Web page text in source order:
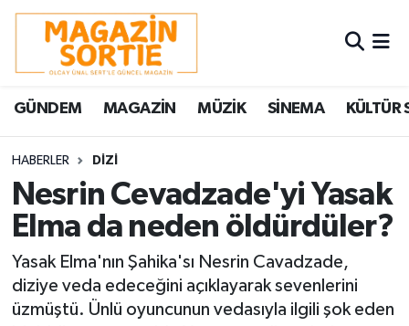
GÜNDEM MAGAZİN MÜZİK SİNEMA KÜLTÜR
HABERLER DİZİ
Nesrin Cevadzade'yi Yasak
Elma da neden öldürdüler?
Yasak Elma'nın Şahika'sı Nesrin Cavadzade,
diziye veda edeceğini açıklayarak sevenlerini
üzmüştü. Ünlü oyuncunun vedasıyla ilgili şok eden
Nöbetçi Eczaneler
Hava Durumu
Trafik Durumu
Süper Lig Puan Durumu ve Fikstür
Tüm Manşetler
Son Dakika Haberleri